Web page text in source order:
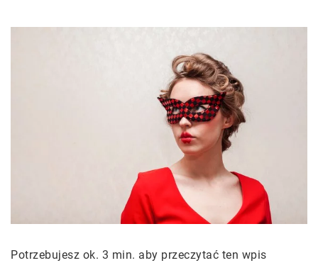
Potrzebujesz ok. 3 min. aby przeczytać ten wpis